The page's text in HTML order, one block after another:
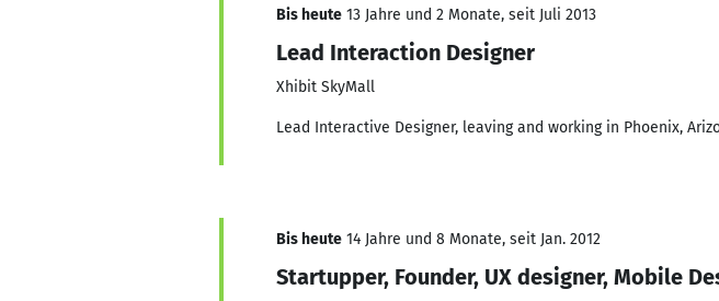
Bis heute 13 Jahre und 2 Monate, seit Juli 2013
Lead Interaction Designer
Xhibit SkyMall
Lead Interactive Designer, leaving and working in Phoenix,
Bis heute 14 Jahre und 8 Monate, seit Jan. 2012
Startupper, Founder, UX designer, Mobile